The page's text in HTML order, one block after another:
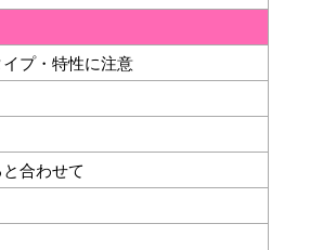
プ・特性に注意
合わせて